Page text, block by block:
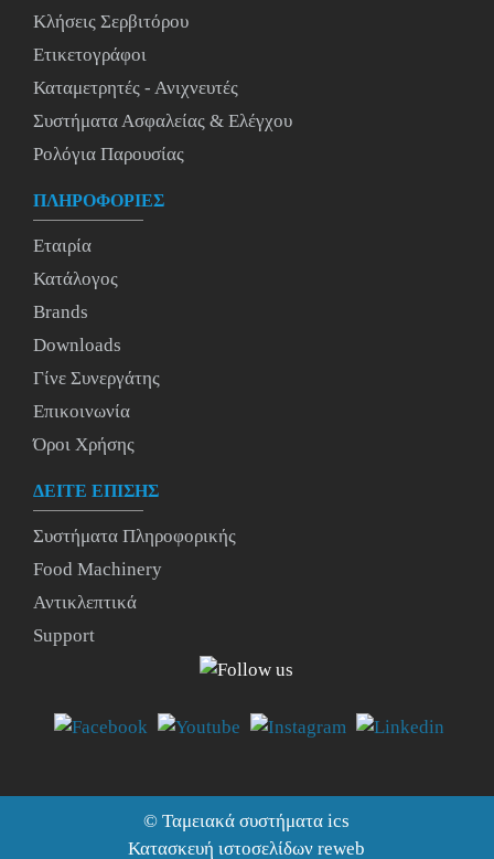
Κλήσεις Σερβιτόρου
Ετικετογράφοι
Καταμετρητές - Ανιχνευτές
Συστήματα Ασφαλείας & Ελέγχου
Ρολόγια Παρουσίας
ΠΛΗΡΟΦΟΡΙΕΣ
Εταιρία
Κατάλογος
Brands
Downloads
Γίνε Συνεργάτης
Επικοινωνία
Όροι Χρήσης
ΔΕΙΤΕ ΕΠΙΣΗΣ
Συστήματα Πληροφορικής
Food Machinery
Αντικλεπτικά
Support
©Ταμειακά συστήματα ics
Κατασκευή ιστοσελίδων reweb